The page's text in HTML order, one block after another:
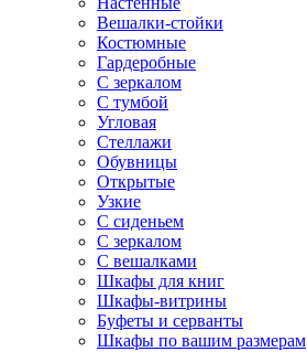
Вешалки-стойки
Костюмные
Гардеробные
С зеркалом
С тумбой
Угловая
Стеллажи
Обувницы
Открытые
Узкие
С сиденьем
С зеркалом
С вешалками
Шкафы для книг
Шкафы-витрины
Буфеты и серванты
Шкафы по вашим размерам